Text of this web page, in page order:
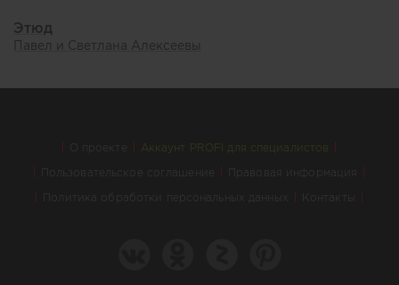
Этюд
Павел и Светлана Алексеевы
О проекте Аккаунт PROFI для специалистов
Пользовательское соглашение Правовая информация
Политика обработки персональных данных Контакты